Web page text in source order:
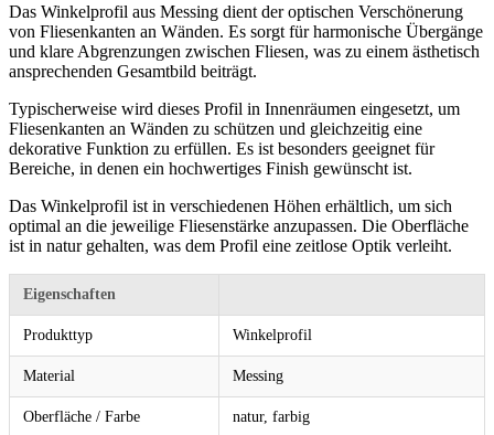
Das Winkelprofil aus Messing dient der optischen Verschönerung
von Fliesenkanten an Wänden. Es sorgt für harmonische Übergänge
und klare Abgrenzungen zwischen Fliesen, was zu einem ästhetisch
ansprechenden Gesamtbild beiträgt.
Typischerweise wird dieses Profil in Innenräumen eingesetzt, um
Fliesenkanten an Wänden zu schützen und gleichzeitig eine
dekorative Funktion zu erfüllen. Es ist besonders geeignet für
Bereiche, in denen ein hochwertiges Finish gewünscht ist.
Das Winkelprofil ist in verschiedenen Höhen erhältlich, um sich
optimal an die jeweilige Fliesenstärke anzupassen. Die Oberfläche
ist in natur gehalten, was dem Profil eine zeitlose Optik verleiht.
Eigenschaften
Produkttyp Winkelprofil
Material Messing
Oberfläche / Farbe natur, farbig